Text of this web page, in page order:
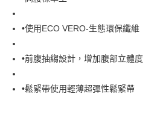
付款後全家取貨
7-11取貨付款
•使用ECO VERO-生態環保纖維
•前腹抽縐設計，增加腹部立體度
•鬆緊帶使用輕薄超彈性鬆緊帶